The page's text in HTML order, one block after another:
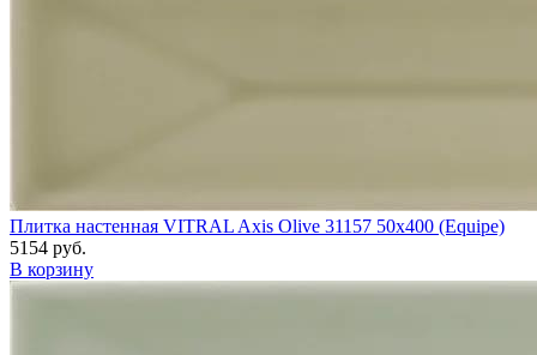
Плитка настенная VITRAL Axis Olive 31157 50x400 (Equipe)
5154 руб.
В корзину